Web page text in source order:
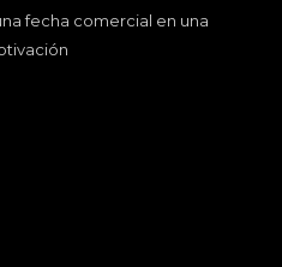
fecha comercial en una